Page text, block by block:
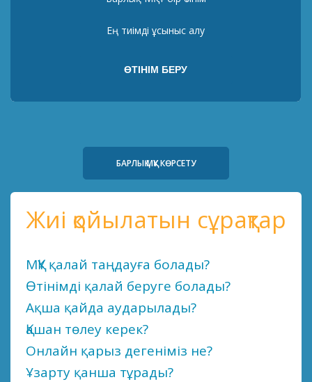
Ең тиімді ұсыныс алу
БАРЛЫҚ МҚҰ КӨРСЕТУ
Жиі қойылатын сұрақтар
МҚҰ қалай таңдауға болады?
Өтінімді қалай беруге болады?
Ақша қайда аударылады?
Қашан төлеу керек?
Онлайн қарыз дегеніміз не?
Ұзарту қанша тұрады?